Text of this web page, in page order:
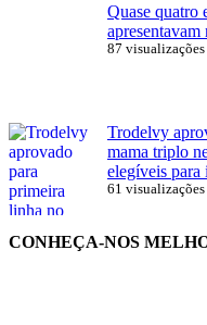
Quase quatro
87 visualizações
Trodelvy
mama triplo
elegíveis
61 visualizações
CONHEÇA-NOS